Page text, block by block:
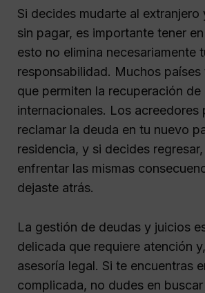
Si decides mudarte al extranjero
sin pagar, es importante tener
esto no elimina necesariamente
responsabilidad. Muchos
que permiten la recuperación de
internacionales. Los acreedores
reclamar la deuda en tu nuevo
residencia, y si decides
enfrentar las mismas
dejaste atrás.
La gestión de deudas y juicios
delicada que requiere atención
asesoría legal. Si te encuentras
complicada, no dudes en